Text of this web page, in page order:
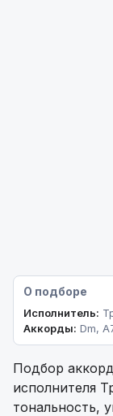
О подборе
Исполнитель:
Аккорды: Dm,
Подбор
исполнителя
тональность,